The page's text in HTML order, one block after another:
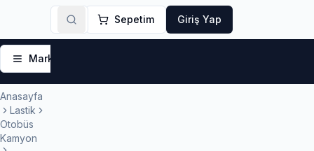
Sepetim Giriş Yap
Markalar
Anasayfa
Lastik
Otobüs
Kamyon